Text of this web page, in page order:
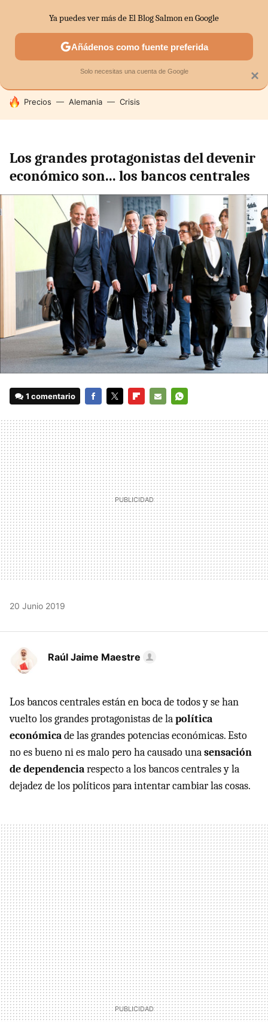
SECTORES ECONOMÍA DOMÉSTICA MERCADOS
HOY SE HABLA DE
Precios Alemania Crisis
Los grandes protagonistas del devenir
económico son... los bancos centrales
1 comentario
MAIL
20 Junio 2019
Raúl Jaime Maestre
Los bancos centrales están en boca de todos y se han
vuelto los grandes protagonistas de lapolítica
económicade las grandes potencias económicas. Esto
no es bueno ni es malo pero ha causado unasensación
de dependenciarespecto a los bancos centrales y la
dejadez de los políticos para intentar cambiar las cosas.
×
Ya puedes ver más de El Blog Salmon en Google
Añádenos como fuente preferida
Solo necesitas una cuenta de Google